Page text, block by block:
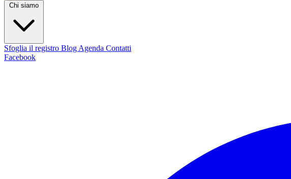
Chi siamo
Sfoglia il registro Blog Agenda Contatti
Facebook